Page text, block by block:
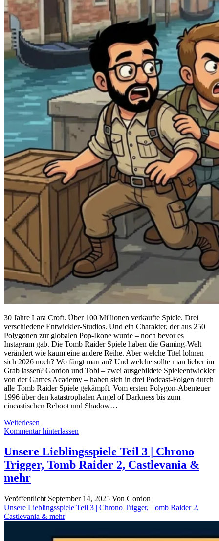
30 Jahre Lara Croft. Über 100 Millionen verkaufte Spiele. Drei
verschiedene Entwickler-Studios. Und ein Charakter, der aus 250
Polygonen zur globalen Pop-Ikone wurde – noch bevor es
Instagram gab. Die Tomb Raider Spiele haben die Gaming-Welt
verändert wie kaum eine andere Reihe. Aber welche Titel lohnen
sich 2026 noch? Wo fängt man an? Und welche sollte man lieber im
Grab lassen? Gordon und Tobi – zwei ausgebildete Spieleentwickler
von der Games Academy – haben sich in drei Podcast-Folgen durch
alle Tomb Raider Spiele gekämpft. Vom ersten Polygon-Abenteuer
1996 über den katastrophalen Angel of Darkness bis zum
cineastischen Reboot und Shadow…
Weiterlesen
Tomb
Spiele
im
Podcast
Guide
von
1996
2026
Kommentar hinterlassen
Unsere Lieblingsspiele Teil 3 | Chrono
Trigger, Tomb Raider 2, Castlevania &
mehr
Veröffentlicht September 14, 2025 Von Gordon
Unsere Lieblingsspiele Teil 3 | Chrono Trigger, Tomb Raider 2,
Castlevania & mehr